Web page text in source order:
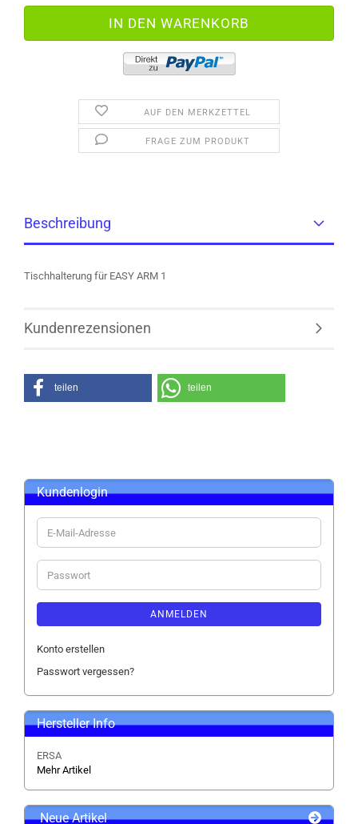
AUF DEN MERKZETTEL
FRAGE ZUM PRODUKT
Beschreibung
Tischhalterung für EASY ARM 1
Kundenrezensionen
teilen teilen
Kundenlogin
E-
Mail-
Adresse
Passwort
ANMELDEN
Konto erstellen
Passwort vergessen?
Hersteller Info
ERSA
Mehr Artikel
Neue Artikel